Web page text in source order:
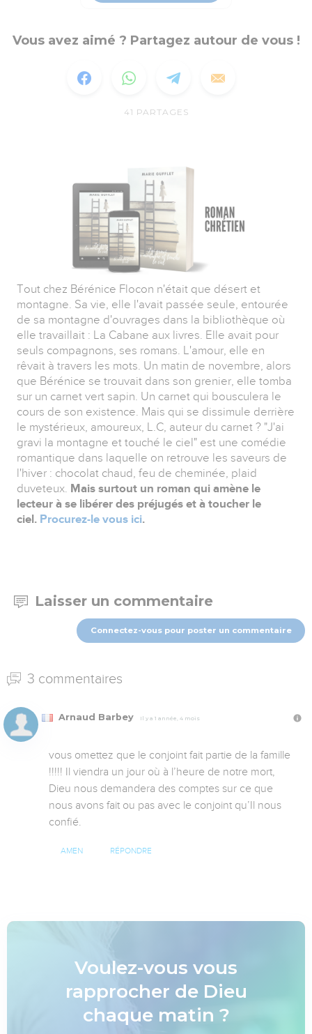
Vous avez aimé ? Partagez autour de vous !
41 PARTAGES
Tout chez Bérénice Flocon n'était que désert et
montagne. Sa vie, elle l'avait passée seule, entourée
de sa montagne d'ouvrages dans la bibliothèque où
elle travaillait : La Cabane aux livres. Elle avait pour
seuls compagnons, ses romans. L'amour, elle en
rêvait à travers les mots. Un matin de novembre, alors
que Bérénice se trouvait dans son grenier, elle tomba
sur un carnet vert sapin. Un carnet qui bousculera le
cours de son existence. Mais qui se dissimule derrière
le mystérieux, amoureux, L.C, auteur du carnet ? "J'ai
gravi la montagne et touché le ciel" est une comédie
romantique dans laquelle on retrouve les saveurs de
l'hiver : chocolat chaud, feu de cheminée, plaid
duveteux. Mais surtout un roman qui amène le
lecteur à se libérer des préjugés et à toucher le
ciel. Procurez-le vous ici.
Laisser un commentaire
Connectez-vous pour poster un commentaire
3 commentaires
Arnaud Barbey Il y a 1 année, 4 mois
vous omettez que le conjoint fait partie de la famille
!!!!! Il viendra un jour où à l’heure de notre mort,
Dieu nous demandera des comptes sur ce que
nous avons fait ou pas avec le conjoint qu’Il nous
confié.
AMEN RÉPONDRE
Voulez-vous vous
rapprocher de Dieu
chaque matin ?